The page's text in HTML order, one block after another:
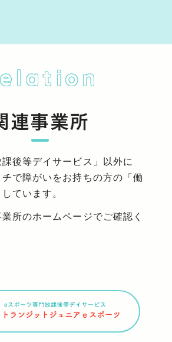
連事業所
課後等デイサービス」以外に
で障がいをお持ちの方の「働
ています。
所のホームページでご確認く